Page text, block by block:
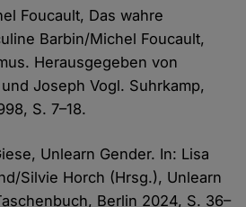
Foucault, Das wahre
Barbin/Michel Foucault,
Herausgegeben von
Joseph Vogl. Suhrkamp,
S. 7–18.
Unlearn Gender. In: Lisa
Silvie Horch (Hrsg.), Unlearn
Berlin 2024, S. 36–